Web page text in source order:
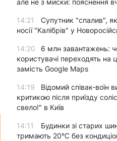
але не з миски: пояснення
14:21
Супутник "спалив",
носії "Калібрів" у
14:20
6 млн завантажень:
користувачі переходять на
замість Google Maps
14:19
Відомий співак-воїн
критикою після приїзду
свело!" в Київ
14:11
Будинки зі старих
тримають 20°C без